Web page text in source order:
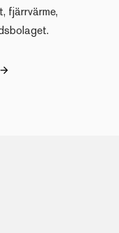
fjärrvärme,